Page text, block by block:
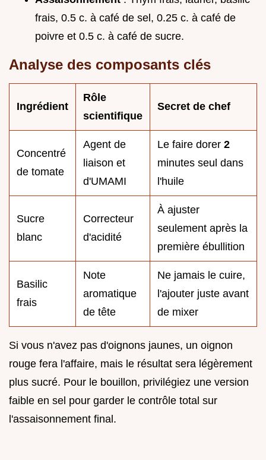
frais, 0.5 c. à café de sel, 0.25 c. à café de
poivre et 0.5 c. à café de sucre.
Analyse des composants clés
Ingrédient
Rôle
scientifique
Secret de chef
Concentré
de tomate
Agent de
liaison et
d'UMAMI
Le faire dorer 2
minutes seul dans
l'huile
Sucre
blanc
Correcteur
d'acidité
À ajuster
seulement après la
première ébullition
Basilic
frais
Note
aromatique
de tête
Ne jamais le cuire,
l'ajouter juste avant
de mixer
Si vous n'avez pas d'oignons jaunes, un oignon
rouge fera l'affaire, mais le résultat sera légèrement
plus sucré. Pour le bouillon, privilégiez une version
faible en sel pour garder le contrôle total sur
l'assaisonnement final.